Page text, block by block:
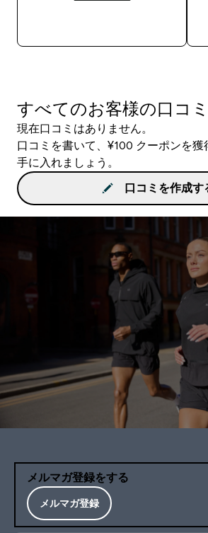
すべてのお客様の口コミ
現在口コミはありません。
口コミを書いて、¥100 クーポンを獲
手に入れましょう。
口コミを作成す
メルマガ登録をする
メルマガ登録